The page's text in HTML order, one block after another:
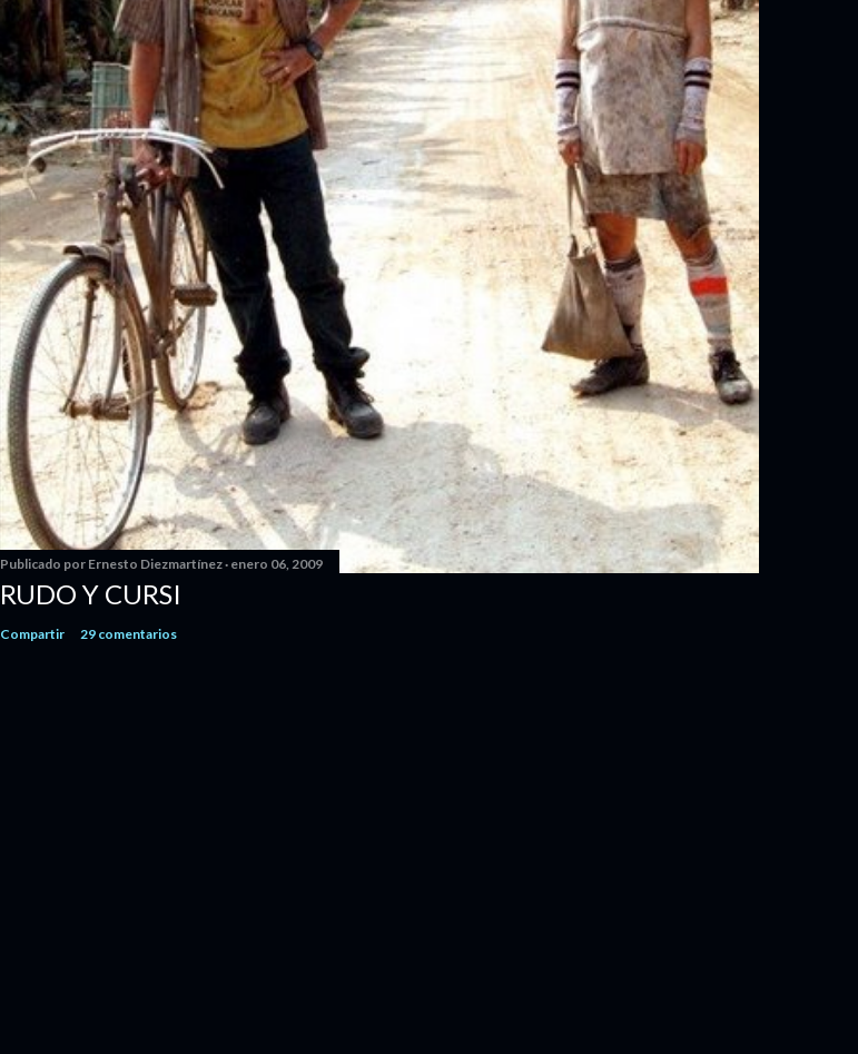
Publicado por Ernesto Diezmartínez enero 06, 2009
RUDO Y CURSI
Compartir 29 comentarios